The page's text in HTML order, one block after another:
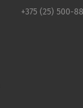
+375 (25) 500-